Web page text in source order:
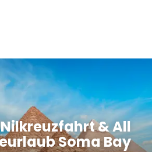
& All
Soma Bay